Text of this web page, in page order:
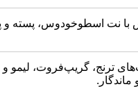
با نت اسطوخودوس، پسته و
ترنج، گریپ‌فروت، لیمو